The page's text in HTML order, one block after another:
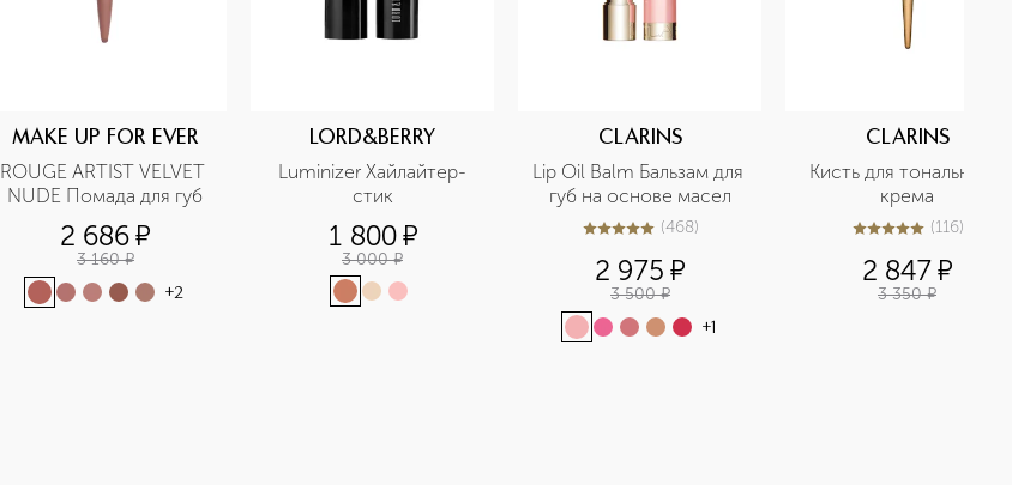
MAKE UP FOR EVER
ROUGE ARTIST VELVET
NUDE Помада для губ
2 686¤
3 160 ¤
+2
LORD&BERRY
Luminizer Хайлайтер-
стик
1 800¤
3 000 ¤
CLARINS
Lip Oil Balm Бальзам для
губ на основе масел
4.9из5468 (468)
2 975 ¤
3 500 ¤
+1
CLARINS
Кисть для тонального
крема
5из 5116 (116)
2 847¤
3 350 ¤